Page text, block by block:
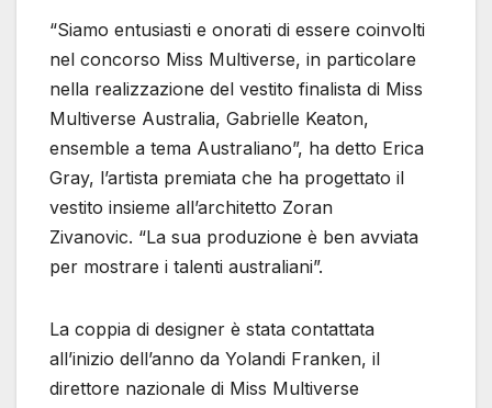
“Siamo entusiasti e onorati di essere coinvolti
nel concorso Miss Multiverse, in particolare
nella realizzazione del vestito finalista di Miss
Multiverse Australia, Gabrielle Keaton,
ensemble a tema Australiano”, ha detto Erica
Gray, l’artista premiata che ha progettato il
vestito insieme all’architetto Zoran
Zivanovic. “La sua produzione è ben avviata
per mostrare i talenti australiani”.
La coppia di designer è stata contattata
all’inizio dell’anno da Yolandi Franken, il
direttore nazionale di Miss Multiverse